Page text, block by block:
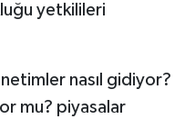
yetkilileri
nasıl gidiyor?
mu? piyasalar